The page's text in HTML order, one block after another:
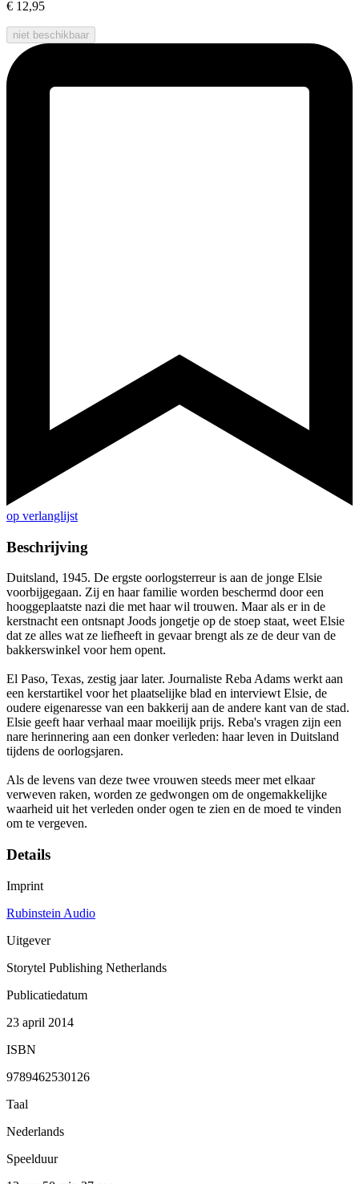
€ 12,95
niet beschikbaar
op verlanglijst
Beschrijving
Duitsland, 1945. De ergste oorlogsterreur is aan de jonge Elsie
voorbijgegaan. Zij en haar familie worden beschermd door een
hooggeplaatste nazi die met haar wil trouwen. Maar als er in de
kerstnacht een ontsnapt Joods jongetje op de stoep staat, weet Elsie
dat ze alles wat ze liefheeft in gevaar brengt als ze de deur van de
bakkerswinkel voor hem opent.
El Paso, Texas, zestig jaar later. Journaliste Reba Adams werkt aan
een kerstartikel voor het plaatselijke blad en interviewt Elsie, de
oudere eigenaresse van een bakkerij aan de andere kant van de stad.
Elsie geeft haar verhaal maar moeilijk prijs. Reba's vragen zijn een
nare herinnering aan een donker verleden: haar leven in Duitsland
tijdens de oorlogsjaren.
Als de levens van deze twee vrouwen steeds meer met elkaar
verweven raken, worden ze gedwongen om de ongemakkelijke
waarheid uit het verleden onder ogen te zien en de moed te vinden
om te vergeven.
Details
Imprint
Rubinstein Audio
Uitgever
Storytel Publishing Netherlands
Publicatiedatum
23 april 2014
ISBN
9789462530126
Taal
Nederlands
Speelduur